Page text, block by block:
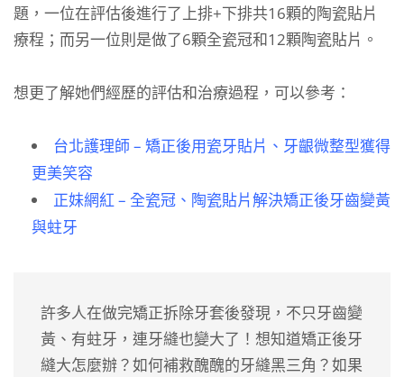
題，一位在評估後進行了上排+下排共16顆的陶瓷貼片
療程；而另一位則是做了6顆全瓷冠和12顆陶瓷貼片。
想更了解她們經歷的評估和治療過程，可以參考：
台北護理師 – 矯正後用瓷牙貼片、牙齦微整型獲得
更美笑容
正妹網紅 – 全瓷冠、陶瓷貼片解決矯正後牙齒變黃
與蛀牙
許多人在做完矯正拆除牙套後發現，不只牙齒變
黃、有蛀牙，連牙縫也變大了！想知道矯正後牙
縫大怎麼辦？如何補救醜醜的牙縫黑三角？如果